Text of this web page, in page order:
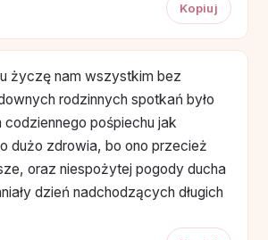
Kopiuj
życzę nam wszystkim bez
rodzinnych spotkań było
pośpiechu jak
dużo zdrowia, bo ono przecież
oraz niespożytej pogody ducha
dzień nadchodzących długich